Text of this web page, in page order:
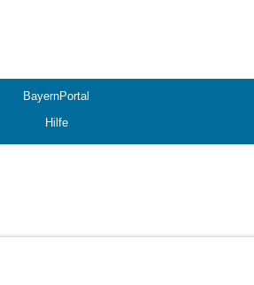
BayernPortal
Hilfe